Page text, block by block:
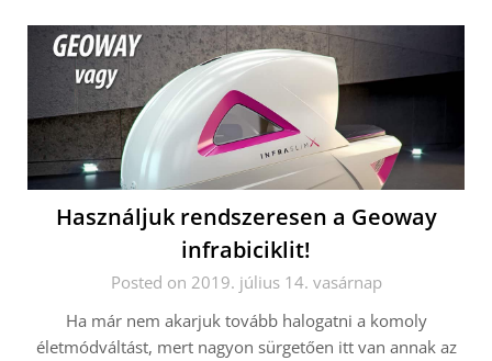
Használjuk rendszeresen a Geoway
infrabiciklit!
Posted on 2019. július 14. vasárnap
Ha már nem akarjuk tovább halogatni a komoly
életmódváltást, mert nagyon sürgetően itt van annak az